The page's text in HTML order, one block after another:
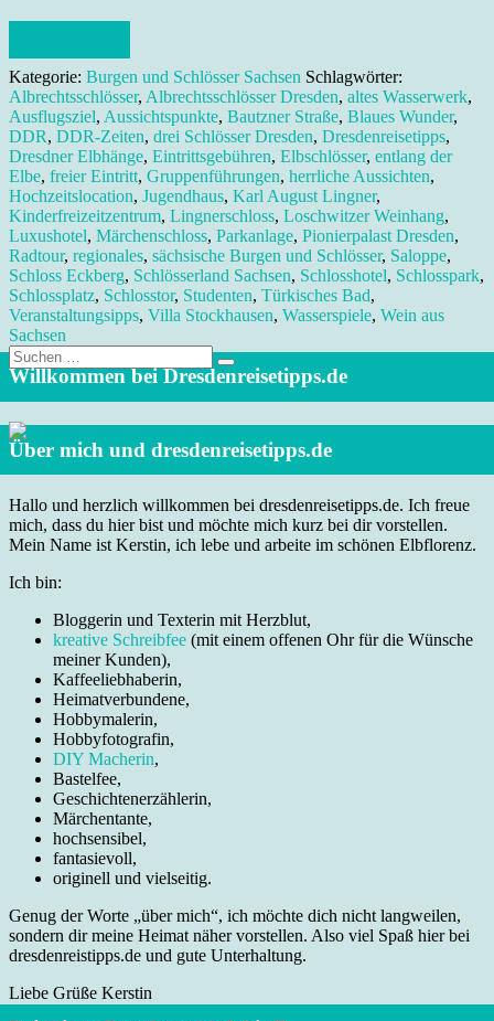
Kategorie: Burgen und Schlösser Sachsen Schlagwörter:
Albrechtsschlösser, Albrechtsschlösser Dresden, altes Wasserwerk,
Ausflugsziel, Aussichtspunkte, Bautzner Straße, Blaues Wunder,
DDR, DDR-Zeiten, drei Schlösser Dresden, Dresdenreisetipps,
Dresdner Elbhänge, Eintrittsgebühren, Elbschlösser, entlang der
Elbe, freier Eintritt, Gruppenführungen, herrliche Aussichten,
Hochzeitslocation, Jugendhaus, Karl August Lingner,
Kinderfreizeitzentrum, Lingnerschloss, Loschwitzer Weinhang,
Luxushotel, Märchenschloss, Parkanlage, Pionierpalast Dresden,
Radtour, regionales, sächsische Burgen und Schlösser, Saloppe,
Schloss Eckberg, Schlösserland Sachsen, Schlosshotel, Schlosspark,
Schlossplatz, Schlosstor, Studenten, Türkisches Bad,
Veranstaltungsipps, Villa Stockhausen, Wasserspiele, Wein aus
Sachsen
Suche
nach:
Willkommen bei Dresdenreisetipps.de
Über mich und dresdenreisetipps.de
Hallo und herzlich willkommen bei dresdenreisetipps.de. Ich freue
mich, dass du hier bist und möchte mich kurz bei dir vorstellen.
Mein Name ist Kerstin, ich lebe und arbeite im schönen Elbflorenz.
Ich bin:
Bloggerin und Texterin mit Herzblut,
kreative Schreibfee (mit einem offenen Ohr für die Wünsche
meiner Kunden),
Kaffeeliebhaberin,
Heimatverbundene,
Hobbymalerin,
Hobbyfotografin,
DIY Macherin,
Bastelfee,
Geschichtenerzählerin,
Märchentante,
hochsensibel,
fantasievoll,
originell und vielseitig.
Genug der Worte „über mich“, ich möchte dich nicht langweilen,
sondern dir meine Heimat näher vorstellen. Also viel Spaß hier bei
dresdenreistipps.de und gute Unterhaltung.
Liebe Grüße Kerstin